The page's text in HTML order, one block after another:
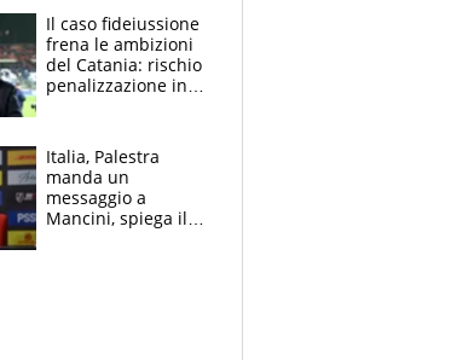
attacco all’Italia
Il caso fideiussione
frena le ambizioni
del Catania: rischio
penalizzazione in
Italia, Palestra
manda un
messaggio a
Mancini, spiega il